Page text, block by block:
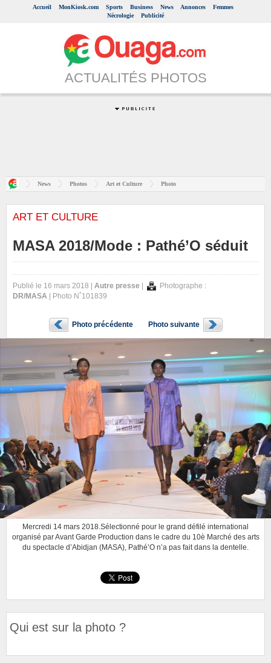
Accueil MonKiosk.com Sports Business News Annonces
Femmes
Nécrologie
Publicité
ACTUALITÉS PHOTOS
News Photos Art et Culture Photo
ART ET CULTURE
MASA 2018/Mode : Pathé’O séduit
Publié le 16 mars 2018 | Autre presse
Photographe :
DR/MASA | Photo N˚101839
Photo précédente Photo suivante
Mercredi 14 mars 2018.Sélectionné pour le grand défilé international
organisé par Avant Garde Production dans le cadre du 10è Marché des arts
du spectacle d’Abidjan (MASA), Pathé’O n’a pas fait dans la dentelle.
Qui est sur la photo ?